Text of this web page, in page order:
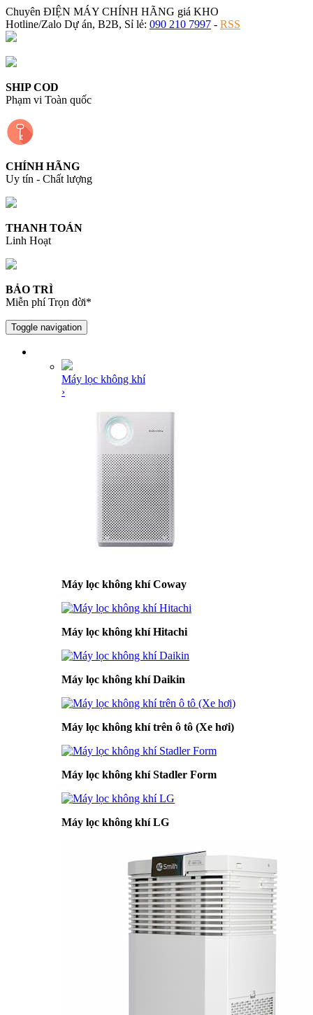
Chuyên ĐIỆN MÁY CHÍNH HÃNG giá KHO
Hotline/Zalo Dự án, B2B, Sỉ lẻ: 090 210 7997 - RSS
SHIP COD
Phạm vi Toàn quốc
CHÍNH HÃNG
Uy tín - Chất lượng
THANH TOÁN
Linh Hoạt
BẢO TRÌ
Miễn phí Trọn đời*
Toggle navigation
Máy lọc không khí
›
Máy lọc không khí Coway
Máy lọc không khí Hitachi
Máy lọc không khí Daikin
Máy lọc không khí trên ô tô (Xe hơi)
Máy lọc không khí Stadler Form
Máy lọc không khí LG